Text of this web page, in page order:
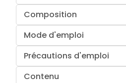
Composition
Mode d'emploi
Précautions d'emploi
Contenu